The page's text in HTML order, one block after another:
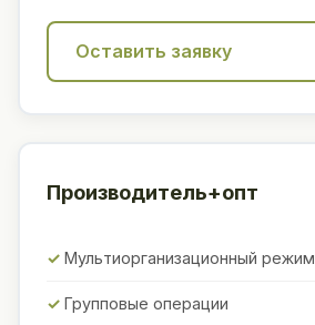
Оставить заявку
Производитель+опт
Мультиорганизационный режим
Групповые операции